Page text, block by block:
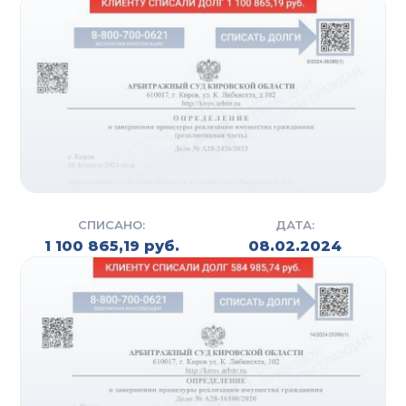
оказывать любое давление надолжника
его родных;
угрожать расправой или нанесением
телесных повреждений;
наносить ущерб собственностизаемщика
разглашатьличные данные должника
посторонним лицам;
меры воздействия.
Если сотрудники
по взысканию
долгов начинаютдействоватьнеправомерным
помощь от коллекторовмогут
предоставить правоохранительные органы и
адвокаты. Наша
предлагает
юридическую защиту
должников
противоправных действий сотрудников
коллекторских агентств.
СПИСАНО:
1 100 865,19 руб.
ДАТА:
08.02.2024